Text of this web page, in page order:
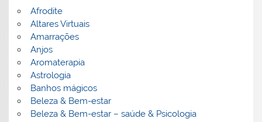
Afrodite
Altares Virtuais
Amarrações
Anjos
Aromaterapia
Astrologia
Banhos mágicos
Beleza & Bem-estar
Beleza & Bem-estar – saúde & Psicologia